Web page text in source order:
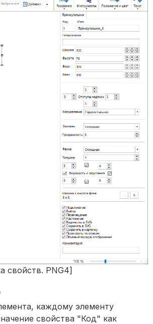
свойств. PNG4]
каждому элементу
свойства "Код" как